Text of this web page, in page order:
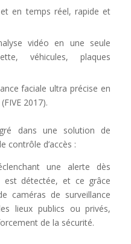
en temps réel, rapide et
vidéo en une seule
véhicules, plaques
faciale ultra précise en
2017).
dans une solution de
contrôle d’accès :
une alerte dès
est détectée, et ce grâce
caméras de surveillance
lieux publics ou privés,
de la sécurité.